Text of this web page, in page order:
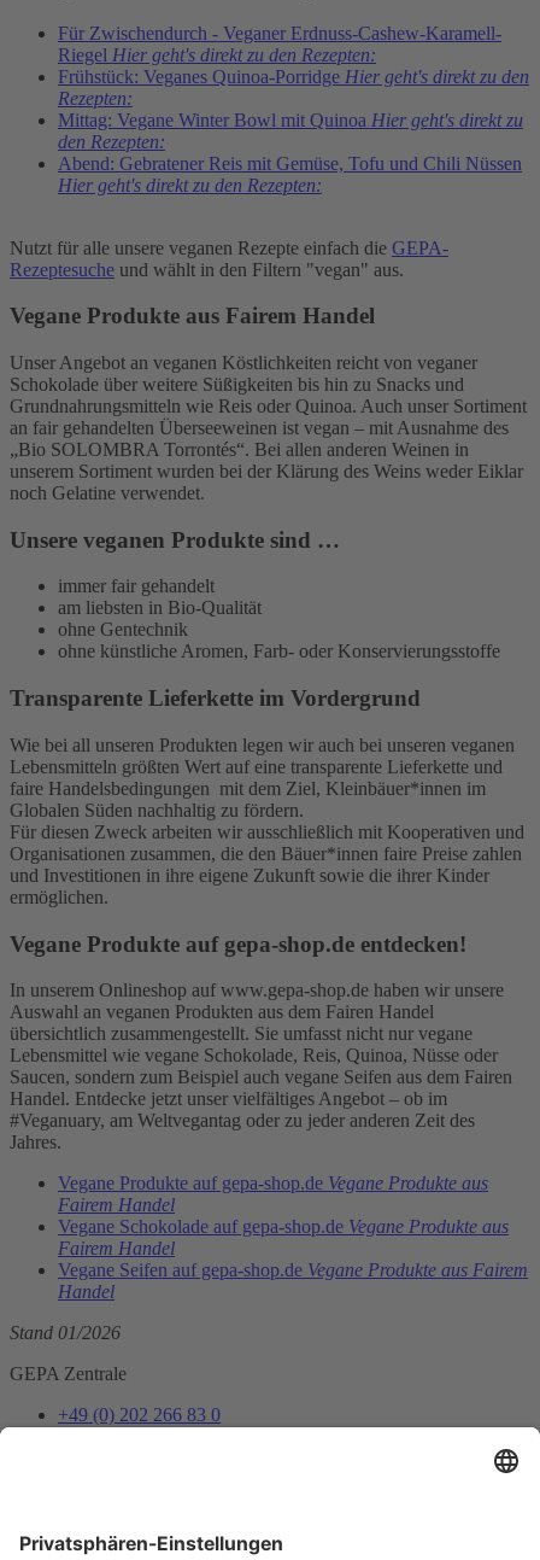
Für Zwischendurch - Veganer Erdnuss-Cashew-Karamell-
Riegel Hier geht's direkt zu den Rezepten:
Frühstück: Veganes Quinoa-Porridge Hier geht's direkt zu den
Rezepten:
Mittag: Vegane Winter Bowl mit Quinoa Hier geht's direkt zu
den Rezepten:
Abend: Gebratener Reis mit Gemüse, Tofu und Chili Nüssen
Hier geht's direkt zu den Rezepten:
Nutzt für alle unsere veganen Rezepte einfach die GEPA-
Rezeptesuche und wählt in den Filtern "vegan" aus.
Vegane Produkte aus Fairem Handel
Unser Angebot an veganen Köstlichkeiten reicht von veganer
Schokolade über weitere Süßigkeiten bis hin zu Snacks und
Grundnahrungsmitteln wie Reis oder Quinoa. Auch unser Sortiment
an fair gehandelten Überseeweinen ist vegan – mit Ausnahme des
„Bio SOLOMBRA Torrontés“. Bei allen anderen Weinen in
unserem Sortiment wurden bei der Klärung des Weins weder Eiklar
noch Gelatine verwendet.
Unsere veganen Produkte sind …
immer fair gehandelt
am liebsten in Bio-Qualität
ohne Gentechnik
ohne künstliche Aromen, Farb- oder Konservierungsstoffe
Transparente Lieferkette im Vordergrund
Wie bei all unseren Produkten legen wir auch bei unseren veganen
Lebensmitteln größten Wert auf eine transparente Lieferkette und
faire Handelsbedingungen mit dem Ziel, Kleinbäuer*innen im
Globalen Süden nachhaltig zu fördern.
Für diesen Zweck arbeiten wir ausschließlich mit Kooperativen und
Organisationen zusammen, die den Bäuer*innen faire Preise zahlen
und Investitionen in ihre eigene Zukunft sowie die ihrer Kinder
ermöglichen.
Vegane Produkte auf gepa-shop.de entdecken!
In unserem Onlineshop auf www.gepa-shop.de haben wir unsere
Auswahl an veganen Produkten aus dem Fairen Handel
übersichtlich zusammengestellt. Sie umfasst nicht nur vegane
Lebensmittel wie vegane Schokolade, Reis, Quinoa, Nüsse oder
Saucen, sondern zum Beispiel auch vegane Seifen aus dem Fairen
Handel. Entdecke jetzt unser vielfältiges Angebot – ob im
#Veganuary, am Weltvegantag oder zu jeder anderen Zeit des
Jahres.
Vegane Produkte auf gepa-shop.de Vegane Produkte aus
Fairem Handel
Vegane Schokolade auf gepa-shop.de Vegane Produkte aus
Fairem Handel
Vegane Seifen auf gepa-shop.de Vegane Produkte aus Fairem
Handel
Stand 01/2026
GEPA Zentrale
+49 (0) 202 266 83 0
Jetzt abonnieren